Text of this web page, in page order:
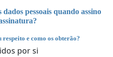
dados pessoais quando assino
e como os obterão?
por si